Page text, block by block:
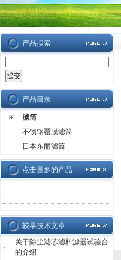
产品搜索
产品目录
滤筒
不锈钢覆膜滤筒
日本东丽滤筒
点击量多的产品
·
较早技术文章
·
关于除尘滤芯滤料滤器试验台
的介绍